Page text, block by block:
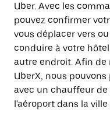
Uber. Avec les
pouvez confirmer
vous déplacer vers
conduire à votre
autre endroit. Afin de
UberX, nous
avec un chauffeur
l'aéroport dans la